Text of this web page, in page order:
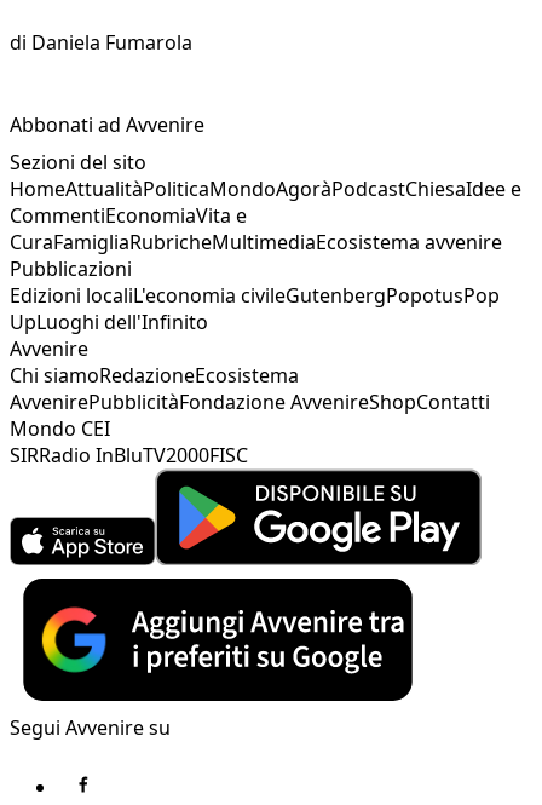
di Daniela Fumarola
Abbonati ad Avvenire
Sezioni del sito
HomeAttualitàPoliticaMondoAgoràPodcastChiesaIdee e
CommentiEconomiaVita e
CuraFamigliaRubricheMultimediaEcosistema avvenire
Pubblicazioni
Edizioni localiL'economia civileGutenbergPopotusPop
UpLuoghi dell'Infinito
Avvenire
Chi siamoRedazioneEcosistema
AvvenirePubblicitàFondazione AvvenireShopContatti
Mondo CEI
SIRRadio InBluTV2000FISC
Segui Avvenire su